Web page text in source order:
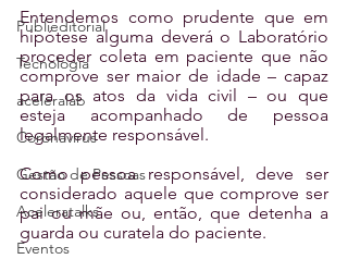
Publieditorial
Tecnologia
aceleralab
Coronavírus
Gestão de Pessoas
Aceleratalks
Eventos
Entendemos como prudente que em
hipótese alguma deverá o Laboratório
proceder coleta em paciente que não
comprove ser maior de idade – capaz
para os atos da vida civil – ou que
esteja acompanhado de pessoa
legalmente responsável.
Como pessoa responsável, deve ser
considerado aquele que comprove ser
pai ou mãe ou, então, que detenha a
guarda ou curatela do paciente.